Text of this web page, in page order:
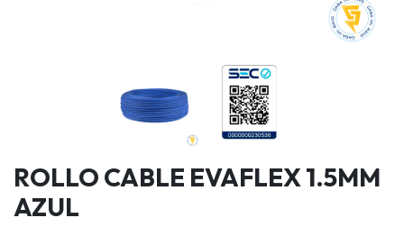
ROLLO CABLE EVAFLEX 1.5MM
AZUL